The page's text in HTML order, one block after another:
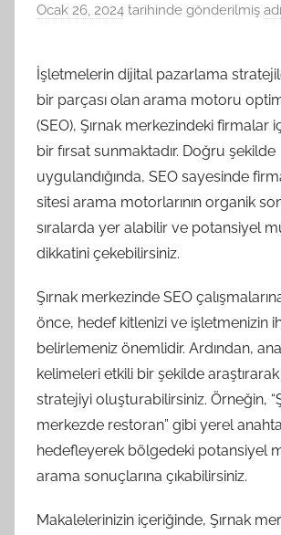
Ocak 26, 2024 tarihinde gönderilmiş
İşletmelerin dijital pazarlama
bir parçası olan arama motoru
(SEO), Şırnak merkezindeki firmalar
bir fırsat sunmaktadır. Doğru şekilde
uygulandığında, SEO sayesinde
sitesi arama motorlarının organik
sıralarda yer alabilir ve potansiyel
dikkatini çekebilirsiniz.
Şırnak merkezinde SEO
önce, hedef kitlenizi ve işletmenizin
belirlemeniz önemlidir. Ardından,
kelimeleri etkili bir şekilde
stratejiyi oluşturabilirsiniz. Örneğin,
merkezde restoran” gibi yerel
hedefleyerek bölgedeki potansiyel
arama sonuçlarına çıkabilirsiniz.
Makalelerinizin içeriğinde, Şırnak